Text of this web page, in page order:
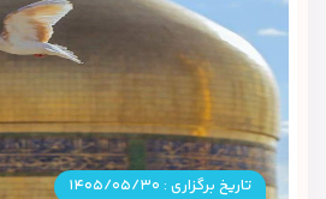
تاریخ برگزاری : ۱۴۰۵/۰۵/۳۰